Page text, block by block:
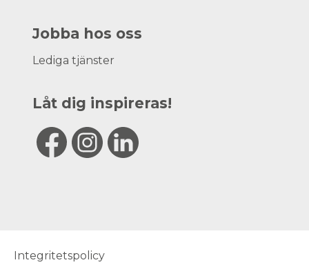
Jobba hos oss
Lediga tjänster
Låt dig inspireras!
Integritetspolicy